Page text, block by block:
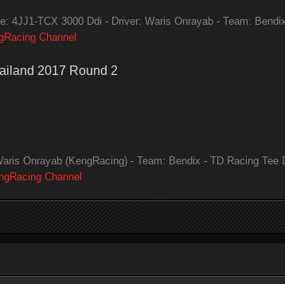
4JJ1-TCX 3000 Ddi - Driver: Waris Onrayab - Team:
Channel
2017 Round 2
Onrayab (KengRacing) - Team: Bendix - TD Racing Tee
Channel